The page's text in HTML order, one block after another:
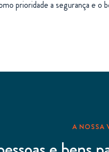
prioridade a segurança e o
A NOSSA